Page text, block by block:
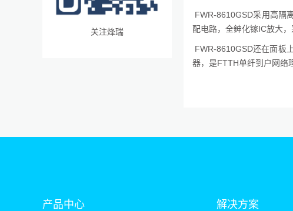
关注烽瑞
FWR-8610GSD采用高隔
配电路，全鉮化镓IC放大
FWR-8610GSD还在面板
器，是FTTH单纤到户网络
产品中心 解决方案